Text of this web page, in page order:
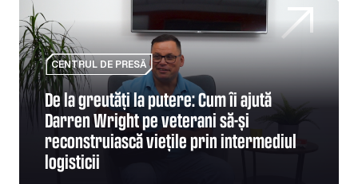
CENTRUL DE PRESĂ
De la greutăți la putere: Cum îi ajută
Darren Wright pe veterani să-și
reconstruiască viețile prin intermediul
logisticii